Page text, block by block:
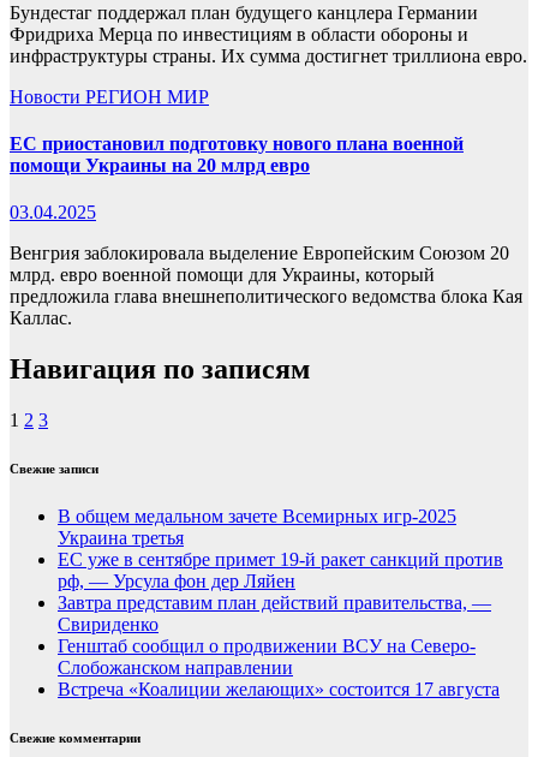
Бундестаг поддержал план будущего канцлера Германии
Фридриха Мерца по инвестициям в области обороны и
инфраструктуры страны. Их сумма достигнет триллиона евро.
Новости РЕГИОН МИР
ЕС приостановил подготовку нового плана военной
помощи Украины на 20 млрд евро
03.04.2025
Венгрия заблокировала выделение Европейским Союзом 20
млрд. евро военной помощи для Украины, который
предложила глава внешнеполитического ведомства блока Кая
Каллас.
Навигация по записям
1 2 3
Свежие записи
В общем медальном зачете Всемирных игр-2025
Украина третья
ЕС уже в сентябре примет 19-й ракет санкций против
рф, — Урсула фон дер Ляйен
Завтра представим план действий правительства, —
Свириденко
Генштаб сообщил о продвижении ВСУ на Северо-
Слобожанском направлении
Встреча «Коалиции желающих» состоится 17 августа
Свежие комментарии